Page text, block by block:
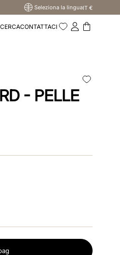
Seleziona la linguaIT €
CERCACONTATTACI
- PELLE